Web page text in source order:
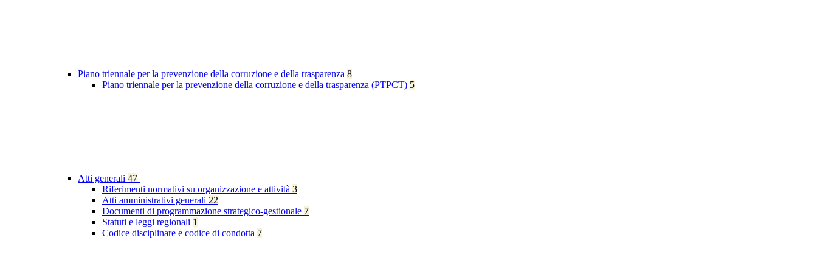
Piano triennale per la prevenzione della corruzione e della trasparenza 8
Piano triennale per la prevenzione della corruzione e della trasparenza (PTPCT) 5
Atti generali 47
Riferimenti normativi su organizzazione e attività 3
Atti amministrativi generali 22
Documenti di programmazione strategico-gestionale 7
Statuti e leggi regionali 1
Codice disciplinare e codice di condotta 7